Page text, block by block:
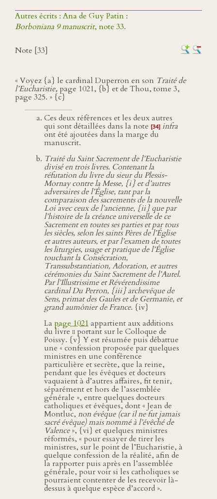
Autres écrits : Ana de Guy Patin :
Borboniana 9 manuscrit, note 33.
Note [33]
« Voyez {a} le cardinal Duperron en son Traité de
l’Eucharistie, page 1021, {b} et de Thou, tome 3,
page 325. » {c}
Ces deux références et les deux autres
qui sont détaillées dans la note [34] infra
ont été ajoutées dans la marge du
manuscrit.
Traité du Saint Sacrement de l’Eucharistie
divisé en trois livres. Contenant la
réfutation du livre du sieur du Plessis-
Mornay contre la Messe, {i}et d’autres
adversaires de l’Église, tant par la
comparaison des sacrements de la nouvelle
Loi avec ceux de l’ancienne, {ii}que par
l’histoire de la créance universelle de ce
Sacrement en toutes ses parties et par tous
les siècles, selon les saints Pères de l’Église
et autres auteurs, et par l’examen de toutes
les liturgies, usage et pratique de l’Église
touchant la Consécration,
Transsubstantiation, Adoration, et autres
cérémonies du Saint Sacrement de l’Autel.
Par l’Illustrissime et Révérendissime
cardinal Du Perron, {iii}archevêque de
Sens, primat des Gaules et de Germanie, et
grand aumônier de France. {iv}
La page 1021 appartient aux additions
du livre iiportant sur le Colloque de
Poissy. {v} Y est résumée puis débattue
une « confession proposée par quelques
ministres en une conférence
particulière et secrète, que la reine,
pendant que les évêques et docteurs
vaquaient à d’autres affaires, fit tenir,
séparément et hors de l’assemblée
générale », entre quelques docteurs
catholiques et évêques, dont « Jean de
Montluc, non évêque (car il ne fut jamais
sacré évêque) mais nommé à l’évêché de
Valence», {vi} et quelques ministres
réformés, « pour essayer de tirer les
ministres, sur le point de l’Eucharistie, à
quelque confession de la réalité, afin de
la rapporter puis après en l’assemblée
générale, pour voir si les catholiques se
pourraient contenter de les recevoir là-
dessus à quelque espèce d’accord ».